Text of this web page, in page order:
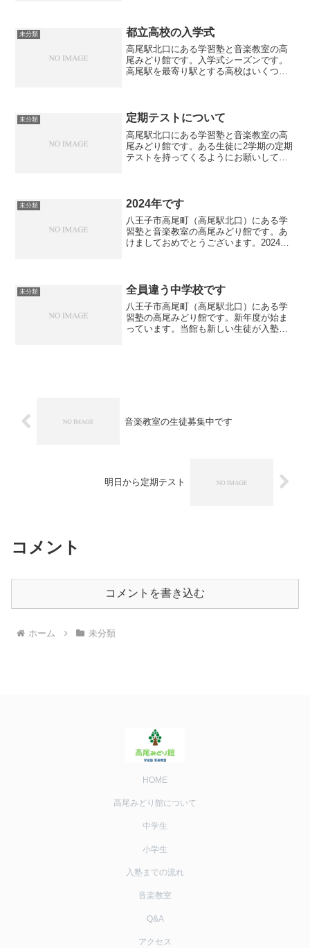
いては前回に引き続き...
未分類 都立高校の入学式
高尾駅北口にある学習塾と音楽教室の高
尾みどり館です。入学式シーズンです。
高尾駅を最寄り駅とする高校はいくつか
月7日（水）のようです...
未分類 定期テストについて
高尾駅北口にある学習塾と音楽教室の高
尾みどり館です。ある生徒に2学期の定期
テストを持ってくるようにお願いして内
した。3学期に向けて既...
未分類 2024年です
八王子市高尾町（高尾駅北口）にある学
習塾と音楽教室の高尾みどり館です。あ
けましておめでとうございます。2024年
間で復活していること...
未分類 全員違う中学校です
八王子市高尾町（高尾駅北口）にある学
習塾の高尾みどり館です。新年度が始ま
っています。当館も新しい生徒が入塾し
音楽教室の生徒募集中です
明日から定期テスト
コメント
コメントを書き込む
ホーム 未分類
HOME
高尾みどり館について
中学生
小学生
入塾までの流れ
音楽教室
Q&A
アクセス